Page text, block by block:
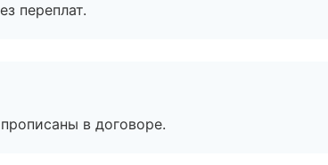
переплат.
в договоре.